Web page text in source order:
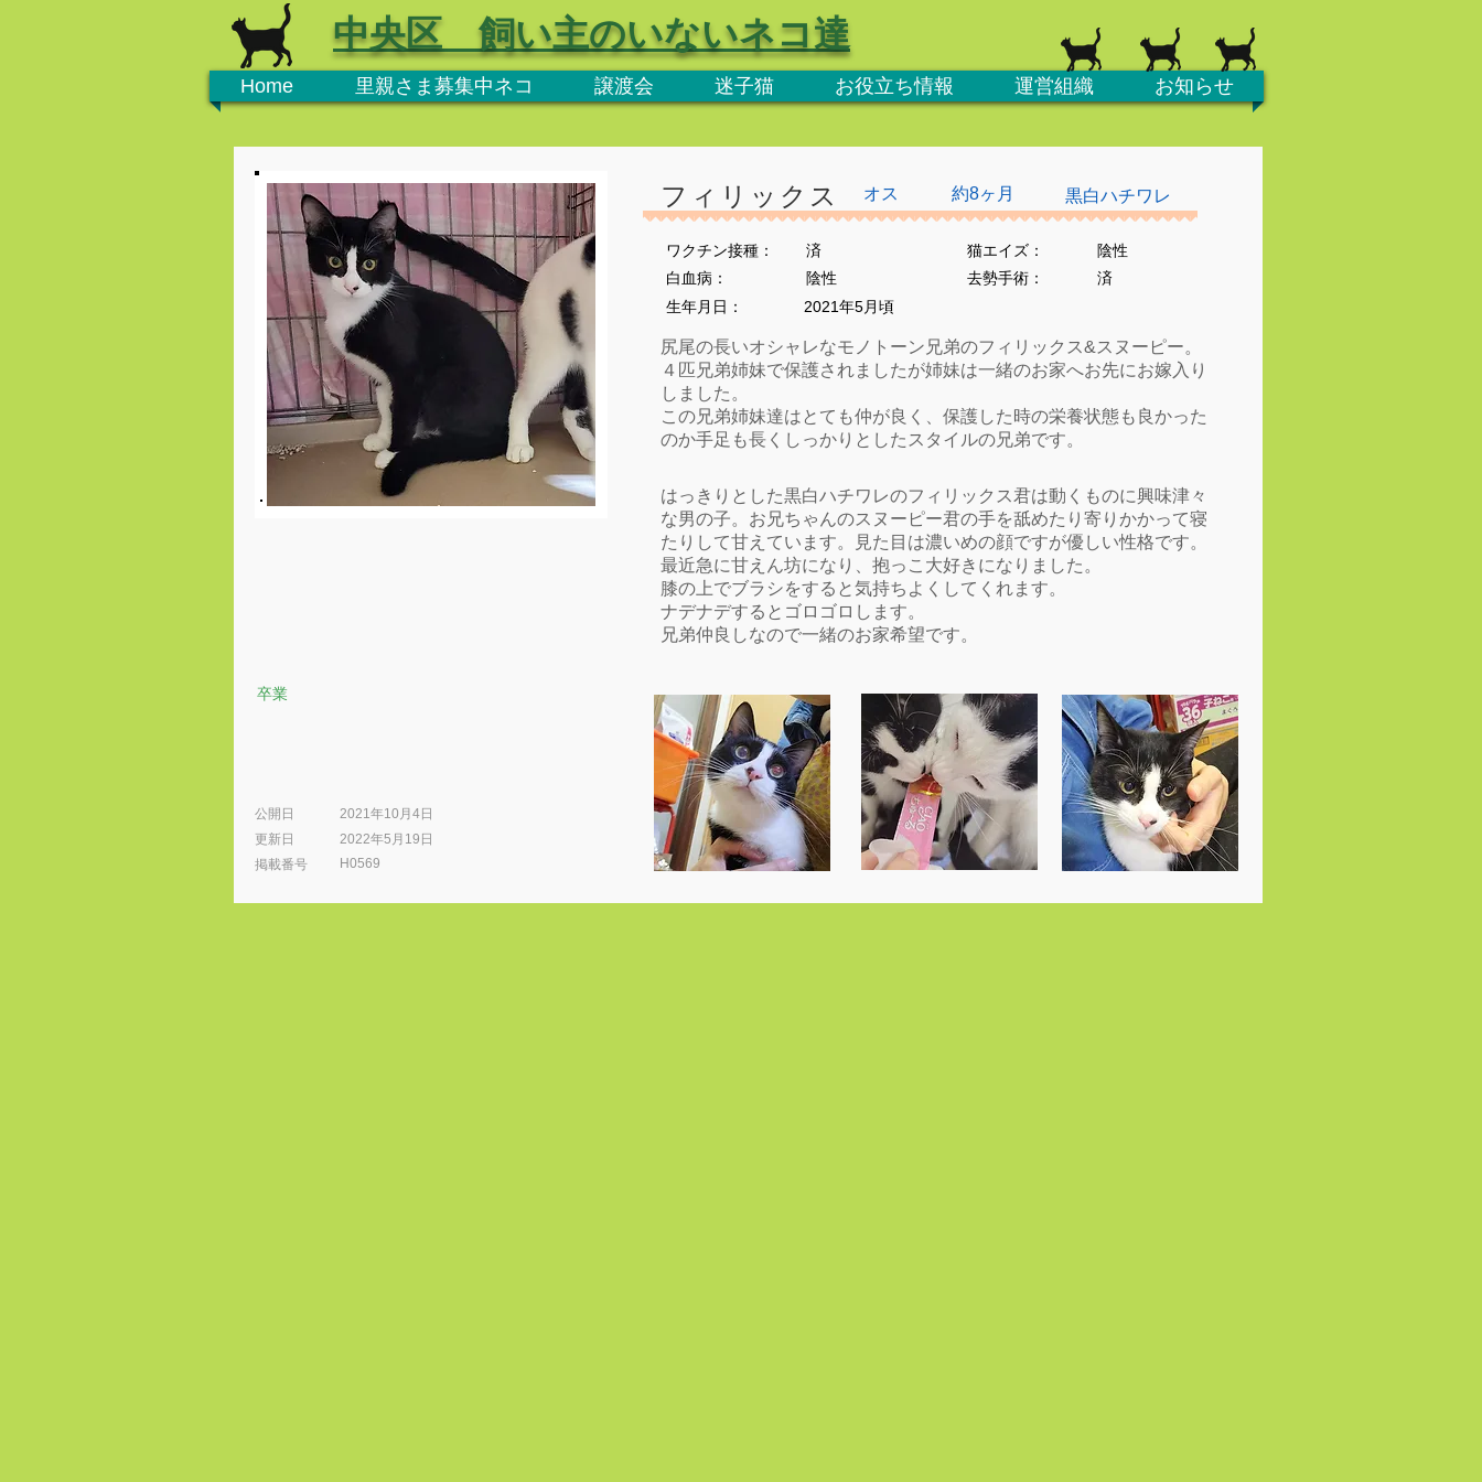
Home 里親さま募集中ネコ 譲渡会 迷子猫 お役立ち情報 運営組織 お知らせ
中央区 飼い主のいないネコ達
卒業
公開日
2021年10月4日
更新日
2022年5月19日
​掲載番号
H0569
オス
フィリックス 約8ヶ月 黒白ハチワレ
ワクチン接種： 猫エイズ：
済
陰性
​白血病：
陰性 ​去勢手術：
済
生年月日：
2021年5月頃
尻尾の長いオシャレなモノトーン兄弟のフィリックス&スヌーピー。
４匹兄弟姉妹で保護されましたが姉妹は一緒のお家へお先にお嫁入り
しました。
この兄弟姉妹達はとても仲が良く、保護した時の栄養状態も良かった
のか手足も長くしっかりとしたスタイルの兄弟です。
はっきりとした黒白ハチワレのフィリックス君は動くものに興味津々
な男の子。お兄ちゃんのスヌーピー君の手を舐めたり寄りかかって寝
たりして甘えています。見た目は濃いめの顔ですが優しい性格です。
最近急に甘えん坊になり、抱っこ大好きになりました。
膝の上でブラシをすると気持ちよくしてくれます。
ナデナデするとゴロゴロします。
兄弟仲良しなので一緒のお家希望です。